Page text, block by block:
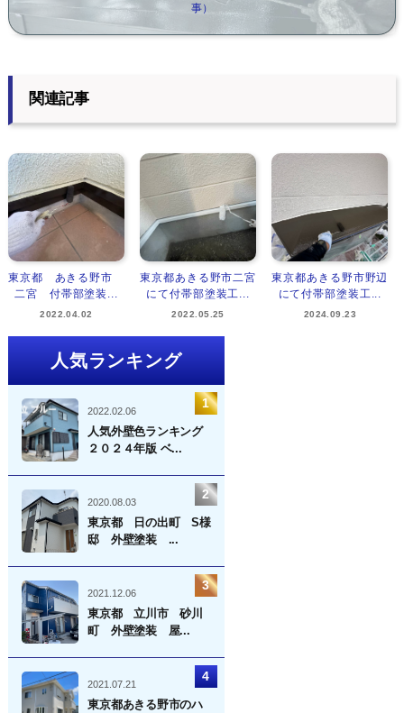
事）
関連記事
東京都 あきる野市
二宮 付帯部塗装...
2022.04.02
東京都あきる野市二宮
にて付帯部塗装工...
2022.05.25
東京都あきる野市野辺
にて付帯部塗装工...
2024.09.23
人気ランキング
2022.02.06
人気外壁色ランキング
２０２４年版 ベ...
2020.08.03
東京都 日の出町 S様
邸 外壁塗装 ...
2021.12.06
東京都 立川市 砂川
町 外壁塗装 屋...
2021.07.21
東京都あきる野市のハ